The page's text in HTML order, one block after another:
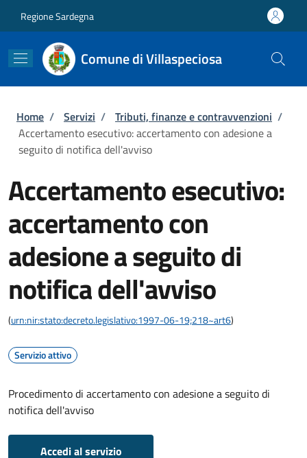
Regione Sardegna
Comune di Villaspeciosa
Briciole di pane
Home / Servizi / Tributi, finanze e contravvenzioni /
Accertamento esecutivo: accertamento con adesione a
seguito di notifica dell'avviso
Accertamento esecutivo:
accertamento con
adesione a seguito di
notifica dell'avviso
(urn:nir:stato:decreto.legislativo:1997-06-19;218~art6)
Servizio attivo
Procedimento di accertamento con adesione a seguito di
notifica dell'avviso
Accedi al servizio